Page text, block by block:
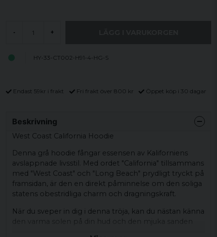
- +
HY-33-CT002-H91-4-HG-S
Endast 59kr i frakt Fri frakt över 800 kr Öppet köp i 30 dagar
Beskrivning
West Coast California Hoodie
Denna grå hoodie fångar essensen av Kaliforniens
avslappnade livsstil. Med ordet "California" tillsammans
med "West Coast" och "Long Beach" prydligt tryckt på
framsidan, är den en direkt påminnelse om den soliga
statens obestridliga charm och dragningskraft.
När du sveper in dig i denna tröja, kan du nästan känna
den varma solen på din hud och den mjuka sanden